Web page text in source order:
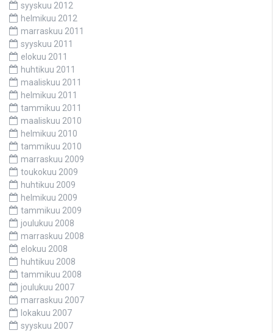
syyskuu 2012
helmikuu 2012
marraskuu 2011
syyskuu 2011
elokuu 2011
huhtikuu 2011
maaliskuu 2011
helmikuu 2011
tammikuu 2011
maaliskuu 2010
helmikuu 2010
tammikuu 2010
marraskuu 2009
toukokuu 2009
huhtikuu 2009
helmikuu 2009
tammikuu 2009
joulukuu 2008
marraskuu 2008
elokuu 2008
huhtikuu 2008
tammikuu 2008
joulukuu 2007
marraskuu 2007
lokakuu 2007
syyskuu 2007